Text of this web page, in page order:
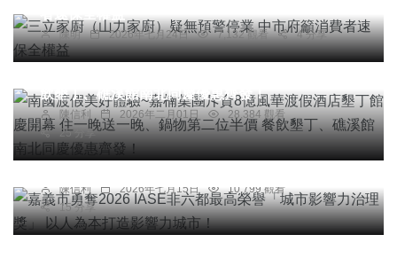
陳明 2026年七月24日 7,132 觀看 4 分享
旅遊
南國渡假美好體驗~嘉楠集團斥資8億風華渡假酒店
飲墾丁、礁溪館南北同慶優惠齊發！
陳信利 2026年二月01日
28,384 觀看
25 分享
綜合新聞
嘉義市勇奪2026 IASE非六都最高榮譽「城市影響
陳信利 2026年七月15日
10,799 觀看
15 分享